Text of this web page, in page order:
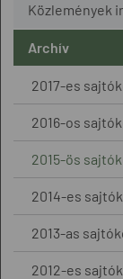
Közlemények
Archív
2017-es
2016-os
2015-ös
2014-es
2013-as
2012-es